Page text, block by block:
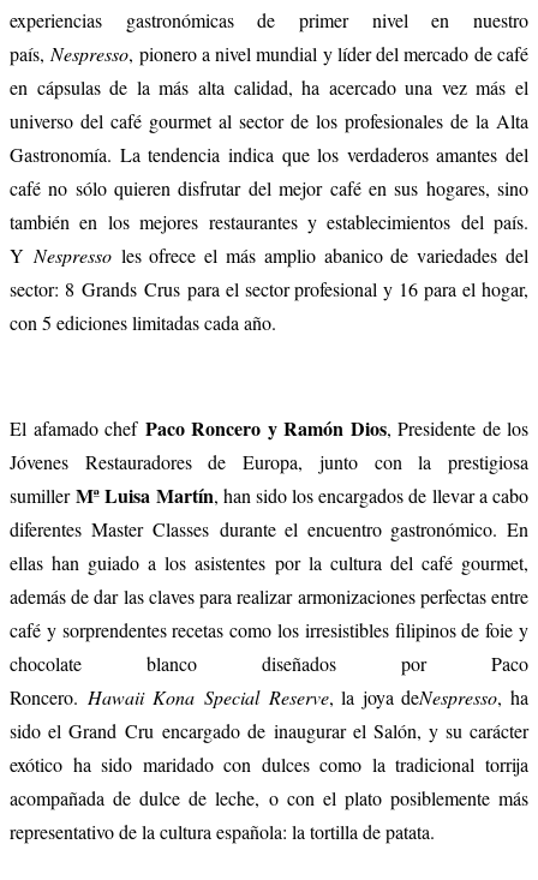
experiencias gastronómicas de primer nivel en ­­nuestro
país, Nespresso, pionero a nivel mundial y líder del mercado de café
en cápsulas de la más alta calidad, ha acercado una vez más el
universo del café gourmet al sector de los profesionales de la Alta
Gastronomía. La tendencia indica que los verdaderos amantes del
café no sólo quieren disfrutar del mejor café en sus hogares, sino
también en los mejores restaurantes y establecimientos del país.
Y Nespressoles ofrece el más amplio abanico de variedades del
sector: 8 Grands Crus para el sector profesional y 16 para el hogar,
con 5 ediciones limitadas cada año.
El afamado chef Paco Roncero y Ramón Dios, Presidente de los
Jóvenes Restauradores de Europa, junto con la prestigiosa
sumillerMª Luisa Martín, han sido los encargados de llevar a cabo
diferentes Master Classes durante el encuentro gastronómico. En
ellas han guiado a los asistentes por la cultura del café gourmet,
además de dar las claves para realizar armonizaciones perfectas entre
café y sorprendentes recetas como los irresistibles filipinos de foie y
chocolate blanco diseñados por Paco
Roncero. HawaiiKona Special Reserve, la joya deNespresso, ha
sido el Grand Cru encargado de inaugurar el Salón, y su carácter
exótico ha sido maridado con dulces como la tradicional torrija
acompañada de dulce de leche, o con el plato posiblemente más
representativo de la cultura española: la tortilla de patata.